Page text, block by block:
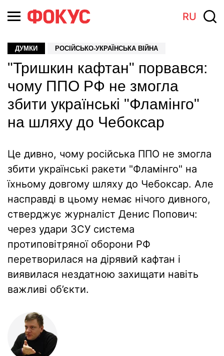
RU
ДУМКИ РОСІЙСЬКО-УКРАЇНСЬКА ВІЙНА
"Тришкин кафтан" порвався:
чому ППО РФ не змогла
збити українські "Фламінго"
на шляху до Чебоксар
Це дивно, чому російська ППО не змогла
збити українські ракети "Фламінго" на
їхньому довгому шляху до Чебоксар. Але
насправді в цьому немає нічого дивного,
стверджує журналіст Денис Попович:
через удари ЗСУ система
протиповітряної оборони РФ
перетворилася на дірявий кафтан і
виявилася нездатною захищати навіть
важливі об’єкти.